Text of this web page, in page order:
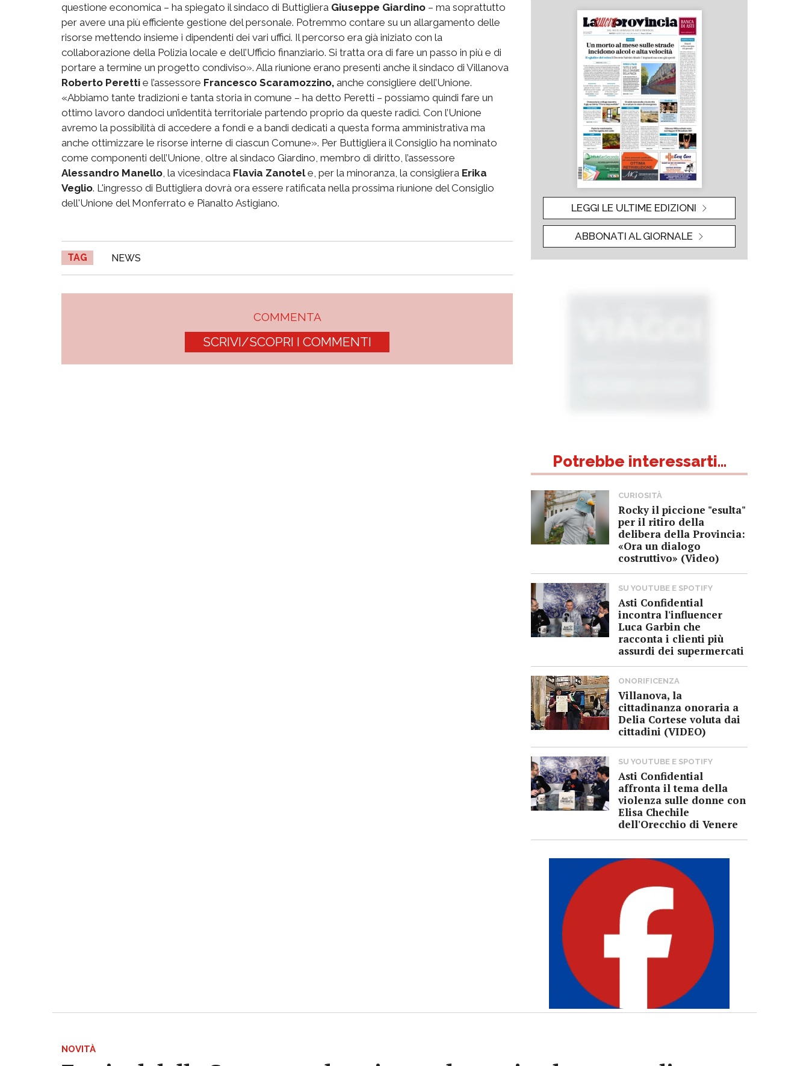
questione economica – ha spiegato il sindaco di Buttigliera Giuseppe Giardino – ma soprattutto
per avere una più efficiente gestione del personale. Potremmo contare su un allargamento delle
risorse mettendo insieme i dipendenti dei vari uffici. Il percorso era già iniziato con la
collaborazione della Polizia locale e dell’Ufficio finanziario. Si tratta ora di fare un passo in più e di
portare a termine un progetto condiviso». Alla riunione erano presenti anche il sindaco di Villanova
Roberto Peretti e l’assessore Francesco Scaramozzino, anche consigliere dell’Unione.
«Abbiamo tante tradizioni e tanta storia in comune – ha detto Peretti – possiamo quindi fare un
ottimo lavoro dandoci un’identità territoriale partendo proprio da queste radici. Con l’Unione
avremo la possibilità di accedere a fondi e a bandi dedicati a questa forma amministrativa ma
anche ottimizzare le risorse interne di ciascun Comune». Per Buttigliera il Consiglio ha nominato
come componenti dell’Unione, oltre al sindaco Giardino, membro di diritto, l’assessore
Alessandro Manello , la vicesindaca Flavia Zanotele, per la minoranza, la consigliera Erika
Veglio. L'ingresso di Buttigliera dovrà ora essere ratificata nella prossima riunione del Consiglio
dell'Unione del Monferrato e Pianalto Astigiano.
TAG NEWS
COMMENTA
SCRIVI/SCOPRI I COMMENTI
LEGGI LE ULTIME EDIZIONI
ABBONATI AL GIORNALE
Potrebbe interessarti...
CURIOSITÀ
Rocky il piccione "esulta"
per il ritiro della
delibera della Provincia:
«Ora un dialogo
costruttivo» (Video)
SU YOUTUBE E SPOTIFY
Asti Confidential
incontra l'influencer
Luca Garbin che
racconta i clienti più
assurdi dei supermercati
ONORIFICENZA
Villanova, la
cittadinanza onoraria a
Delia Cortese voluta dai
cittadini (VIDEO)
SU YOUTUBE E SPOTIFY
Asti Confidential
affronta il tema della
violenza sulle donne con
Elisa Chechile
dell'Orecchio di Venere
NOVITÀ